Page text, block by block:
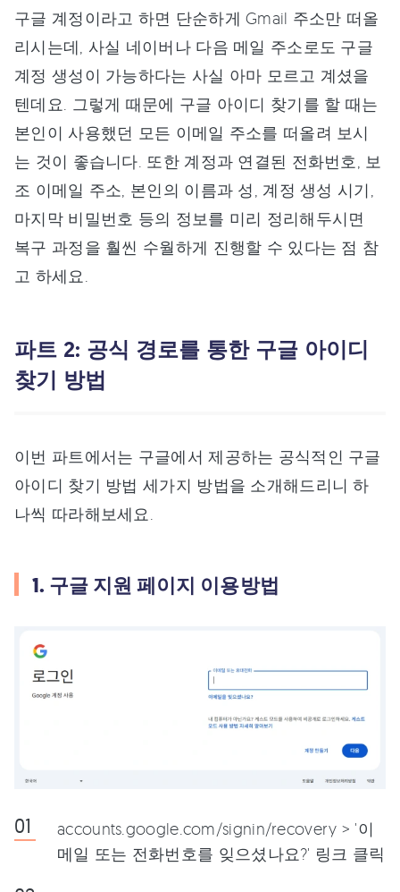
구글 계정이라고 하면 단순하게 Gmail 주소만 떠올
리시는데, 사실 네이버나 다음 메일 주소로도 구글
계정 생성이 가능하다는 사실 아마 모르고 계셨을
텐데요. 그렇게 때문에 구글 아이디 찾기를 할 때는
본인이 사용했던 모든 이메일 주소를 떠올려 보시
는 것이 좋습니다. 또한 계정과 연결된 전화번호, 보
조 이메일 주소, 본인의 이름과 성, 계정 생성 시기,
마지막 비밀번호 등의 정보를 미리 정리해두시면
복구 과정을 훨씬 수월하게 진행할 수 있다는 점 참
고 하세요.
파트 2: 공식 경로를 통한 구글 아이디
찾기 방법
이번 파트에서는 구글에서 제공하는 공식적인 구글
아이디 찾기 방법 세가지 방법을 소개해드리니 하
나씩 따라해보세요.
1. 구글 지원 페이지 이용방법
accounts.google.com/signin/recovery > '이
메일 또는 전화번호를 잊으셨나요?' 링크 클릭